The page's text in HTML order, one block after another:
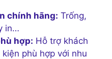
chính hãng: Trống,
in…
hợp: Hỗ trợ khách
phù hợp với nhu